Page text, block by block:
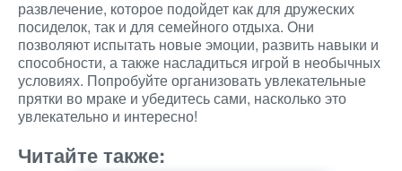
развлечение, которое подойдет как для дружеских
посиделок, так и для семейного отдыха. Они
позволяют испытать новые эмоции, развить навыки и
способности, а также насладиться игрой в необычных
условиях. Попробуйте организовать увлекательные
прятки во мраке и убедитесь сами, насколько это
увлекательно и интересно!
Читайте также: